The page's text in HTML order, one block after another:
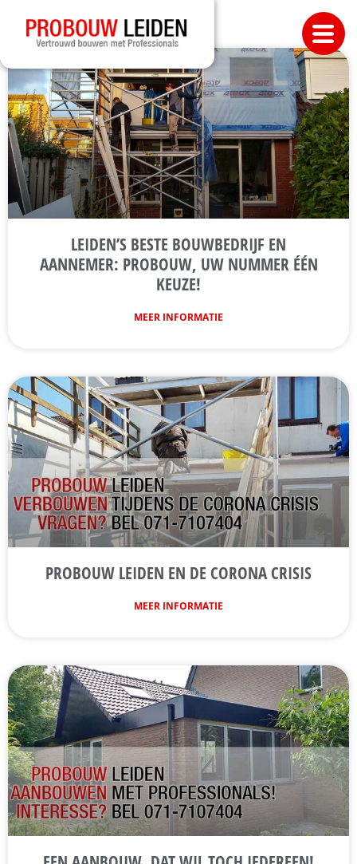
LEIDEN’S BESTE BOUWBEDRIJF EN
AANNEMER: PROBOUW, UW NUMMER ÉÉN
KEUZE!
MEER INFORMATIE
PROBOUW LEIDEN EN DE CORONA CRISIS
MEER INFORMATIE